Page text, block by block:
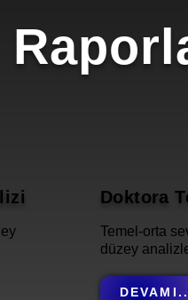
Doktora
Temel-orta
düzey